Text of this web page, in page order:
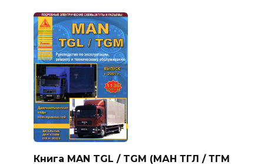
Книга MAN TGL / TGM (МАН ТГЛ / ТГМ